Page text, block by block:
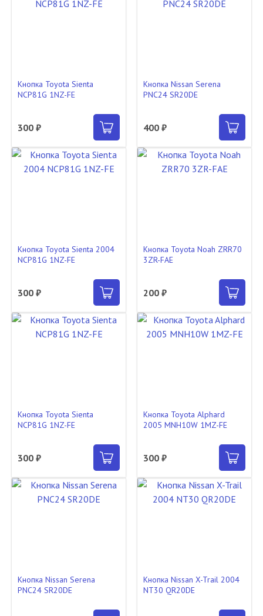
Кнопка Toyota Sienta
NCP81G 1NZ-FE
300 ₽
Кнопка Nissan Serena
PNC24 SR20DE
400 ₽
Кнопка Toyota Sienta 2004
NCP81G 1NZ-FE
300 ₽
Кнопка Toyota Noah ZRR70
3ZR-FAE
200 ₽
Кнопка Toyota Sienta
NCP81G 1NZ-FE
300 ₽
Кнопка Toyota Alphard
2005 MNH10W 1MZ-FE
300 ₽
Кнопка Nissan Serena
PNC24 SR20DE
Кнопка Nissan X-Trail 2004
NT30 QR20DE